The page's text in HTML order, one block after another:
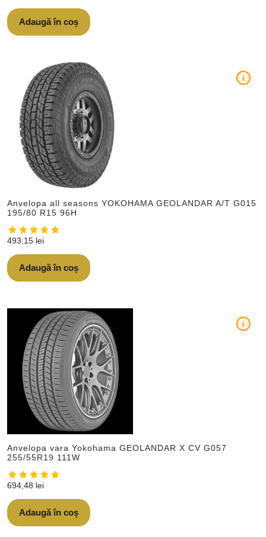
Adaugă în coș
Anvelopa all seasons YOKOHAMA GEOLANDAR A/T G015
195/80 R15 96H
i
493,15 lei
Adaugă în coș
Anvelopa vara Yokohama GEOLANDAR X CV G057
255/55R19 111W
i
694,48 lei
Adaugă în coș